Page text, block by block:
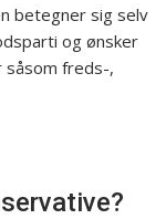
betegner sig selv
og ønsker
freds-,